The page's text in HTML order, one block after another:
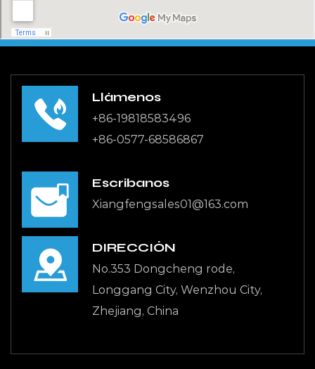
Llámenos
+86-19818583496
+86-0577-68586867
Escríbanos
Xiangfengsales01@163.com
DIRECCIÓN
No.353 Dongcheng rode,
Longgang City, Wenzhou City,
Zhejiang, China